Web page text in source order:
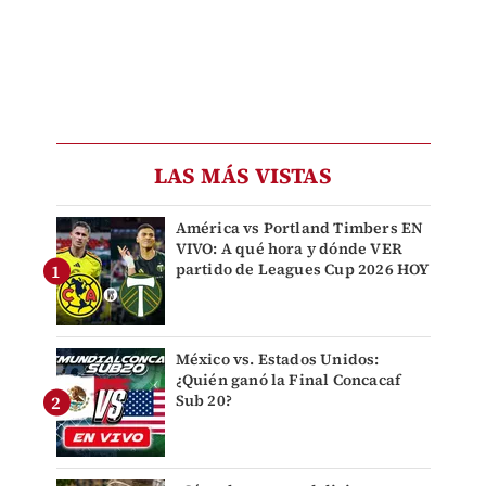
LAS MÁS VISTAS
América vs Portland Timbers EN
VIVO: A qué hora y dónde VER
partido de Leagues Cup 2026 HOY
México vs. Estados Unidos:
¿Quién ganó la Final Concacaf
Sub 20?